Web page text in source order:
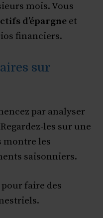
mois. Vous
d’épargne et
financiers.
sur
par analyser
les sur une
montre les
saisonniers.
faire des